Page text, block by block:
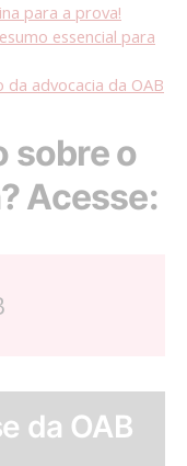
para a prova!
essencial para
advocacia da OAB
sobre o
Acesse:
da OAB